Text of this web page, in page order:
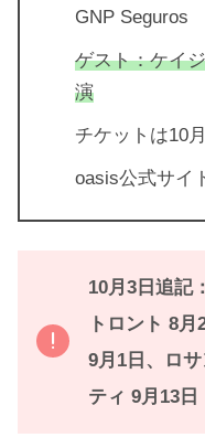
GNP Seguros
ゲスト：ケイ
演
チケットは10
oasis公式サイ
10月3日追記
トロント 8
9月1日、ロ
ティ 9月13日